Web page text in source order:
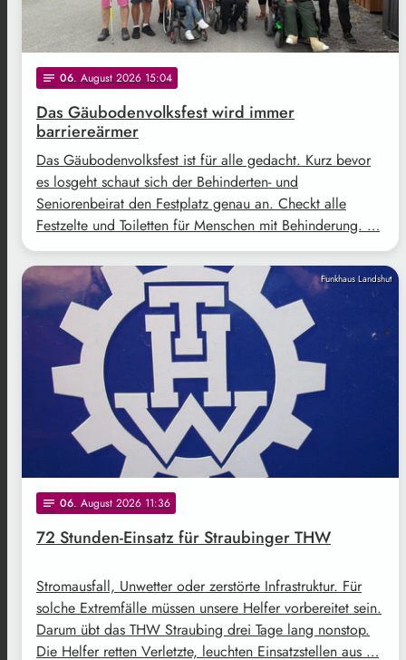
notes 06. August 2026 15:04
Das Gäubodenvolksfest wird immer
barriereärmer
Das Gäubodenvolksfest ist für alle gedacht. Kurz bevor
es losgeht schaut sich der Behinderten- und
Seniorenbeirat den Festplatz genau an. Checkt alle
Festzelte und Toiletten für Menschen mit Behinderung. …
Funkhaus Landshut
notes 06. August 2026 11:36
72 Stunden-Einsatz für Straubinger THW
Stromausfall, Unwetter oder zerstörte Infrastruktur. Für
solche Extremfälle müssen unsere Helfer vorbereitet sein.
Darum übt das THW Straubing drei Tage lang nonstop.
Die Helfer retten Verletzte, leuchten Einsatzstellen aus …